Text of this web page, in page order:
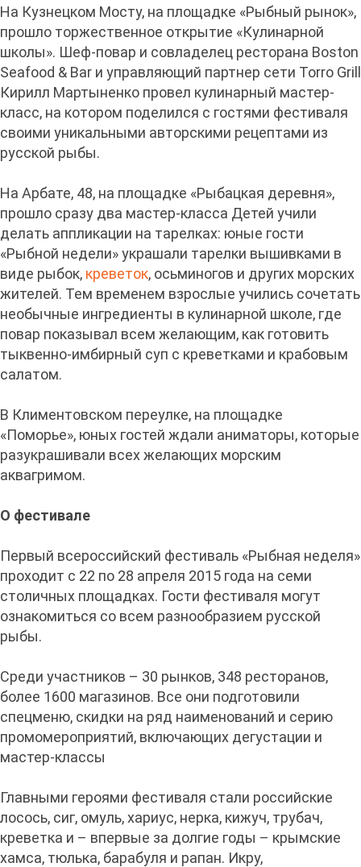
На Кузнецком Мосту, на площадке «Рыбный рынок»,
прошло торжественное открытие «Кулинарной
школы». Шеф-повар и совладелец ресторана Boston
Seafood & Bar и управляющий партнер сети Torro Grill
Кирилл Мартыненко провел кулинарный мастер-
класс, на котором поделился с гостями фестиваля
своими уникальными авторскими рецептами из
русской рыбы.
На Арбате, 48, на площадке «Рыбацкая деревня»,
прошло сразу два мастер-класса Детей учили
делать аппликации на тарелках: юные гости
«Рыбной недели» украшали тарелки вышивками в
виде рыбок, креветок, осьминогов и других морских
жителей. Тем временем взрослые учились сочетать
необычные ингредиенты в кулинарной школе, где
повар показывал всем желающим, как готовить
тыквенно-имбирный суп с креветками и крабовым
салатом.
В Климентовском переулке, на площадке
«Поморье», юных гостей ждали аниматоры, которые
разукрашивали всех желающих морским
аквагримом.
О фестивале
Первый всероссийский фестиваль «Рыбная неделя»
проходит с 22 по 28 апреля 2015 года на семи
столичных площадках. Гости фестиваля могут
ознакомиться со всем разнообразием русской
рыбы.
Среди участников – 30 рынков, 348 ресторанов,
более 1600 магазинов. Все они подготовили
спецменю, скидки на ряд наименований и серию
промомероприятий, включающих дегустации и
мастер-классы
Главными героями фестиваля стали российские
лосось, сиг, омуль, хариус, нерка, кижуч, трубач,
креветка и – впервые за долгие годы – крымские
хамса, тюлька, барабуля и рапан. Икру,